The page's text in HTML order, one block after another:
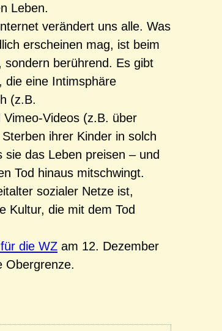
Leben.
verändert uns alle. Was
erscheinen mag, ist beim
berührend. Es gibt
die eine Intimsphäre
(z.B.
Vimeo-Videos (z.B. über
ihrer Kinder in solch
das Leben preisen – und
Tod hinaus mitschwingt.
sozialer Netze ist,
Kultur, die mit dem Tod
die WZ am 12. Dezember
Obergrenze.